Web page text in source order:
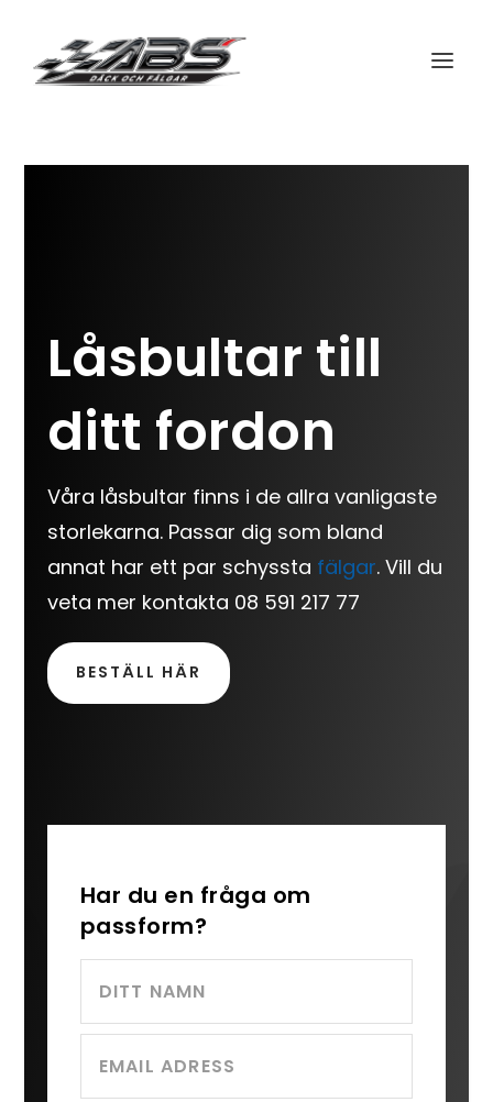
Låsbultar till
ditt fordon
Våra låsbultar finns i de allra vanligaste
storlekarna. Passar dig som bland
annat har ett par schyssta fälgar. Vill du
veta mer kontakta 08 591 217 77
BESTÄLL HÄR
Har du en fråga om
passform?